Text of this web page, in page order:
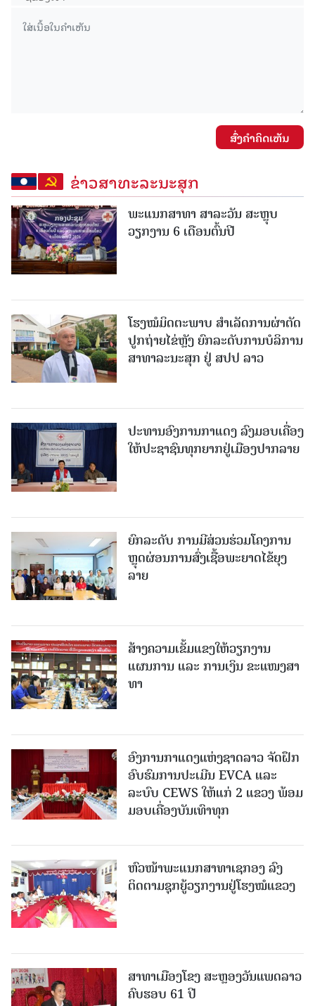
ສົ່ງຄໍາຄິດເຫັນ
ຂ່າວສາທະລະນະສຸກ
ພະແນກສາທາ ສາລະວັນ ສະຫຼຸບ
ວຽກງານ 6 ເດືອນຕົ້ນປີ
ໂຮງໝໍມິດຕະພາບ ສໍາເລັດການຜ່າຕັດ
ປູກຖ່າຍໄຂ່ຫຼັງ ຍົກລະດັບການບໍລິການ
ສາທາລະນະສຸກ ຢູ່ ສປປ ລາວ
ປະທານອົງການກາແດງ ລົງມອບເຄື່ອງ
ໃຫ້ປະຊາຊົນທຸກຍາກຢູ່ເມືອງປາກລາຍ
ຍົກລະດັບ ການມີສ່ວນຮ່ວມໂຄງການ
ຫຼຸດຜ່ອນການສົ່ງເຊື້ອພະຍາດໄຂ້ຍຸງ
ລາຍ
ສ້າງຄວາມເຂັ້ມແຂງໃຫ້ວຽກງານ
ແຜນການ ແລະ ການເງິນ ຂະແໜງສາ
ທາ
ອົງການກາແດງແຫ່ງຊາດລາວ ຈັດຝຶກ
ອົບຮົມການປະເມີນ EVCA ແລະ
ລະບົບ CEWS ໃຫ້ແກ່ 2 ແຂວງ ພ້ອມ
ມອບເຄື່ອງບັນເທົາທຸກ
ຫົວໜ້າພະແນກສາທາເຊກອງ ລົງ
ຕິດຕາມຊຸກຍູ້ວຽກງານຢູ່ໂຮງໝໍແຂວງ
ສາທາເມືອງໂຂງ ສະຫຼອງວັນແພດລາວ
ຄົບຮອບ 61 ປີ